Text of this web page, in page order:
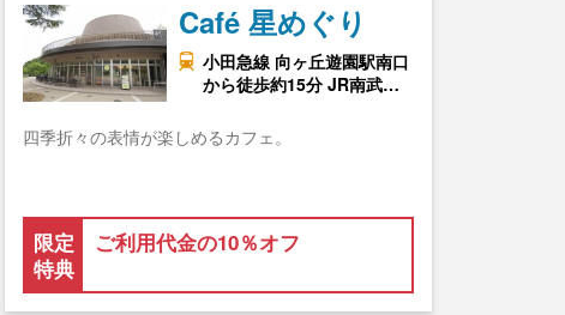
Café 星めぐり
小田急線 向ヶ丘遊園駅南口
から徒歩約15分 JR南武…
四季折々の表情が楽しめるカフェ。
限定
特典
ご利用代金の10％オフ